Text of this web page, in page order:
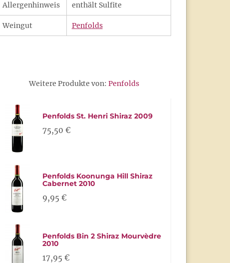
Allergenhinweis enthält Sulfite
Weingut Penfolds
Weitere Produkte von: Penfolds
Penfolds St. Henri Shiraz 2009
75,50 €
Penfolds Koonunga Hill Shiraz
Cabernet 2010
9,95 €
Penfolds Bin 2 Shiraz Mourvèdre
2010
17,95 €